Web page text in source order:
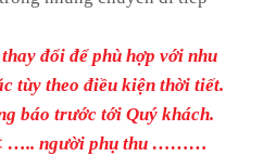
đổi để phù hợp với nhu
tùy theo điều kiện thời tiết.
báo trước tới Quý khách.
< ….. người phụ thu ………